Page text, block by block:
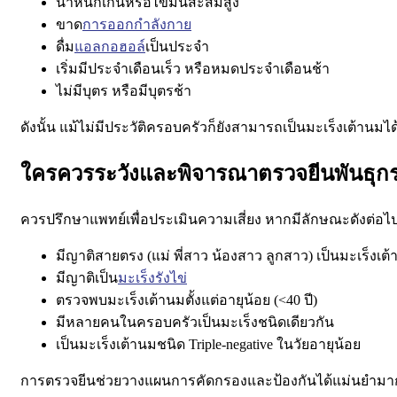
ขาดการออกกำลังกาย
ดื่มแอลกอฮอล์เป็นประจำ
เริ่มมีประจำเดือนเร็ว หรือหมดประจำเดือนช้า
ไม่มีบุตร หรือมีบุตรช้า
ดังนั้น แม้ไม่มีประวัติครอบครัวก็ยังสามารถเป็นมะเร็งเต้านมไ
ใครควรระวังและพิจารณาตรวจยีนพันธุก
ควรปรึกษาแพทย์เพื่อประเมินความเสี่ยง หากมีลักษณะดังต่อไ
มีญาติสายตรง (แม่ พี่สาว น้องสาว ลูกสาว) เป็นมะเร็งเต้
มีญาติเป็นมะเร็งรังไข่
ตรวจพบมะเร็งเต้านมตั้งแต่อายุน้อย (<40 ปี)
มีหลายคนในครอบครัวเป็นมะเร็งชนิดเดียวกัน
เป็นมะเร็งเต้านมชนิด Triple-negative ในวัยอายุน้อย
การตรวจยีนช่วยวางแผนการคัดกรองและป้องกันได้แม่นยำม